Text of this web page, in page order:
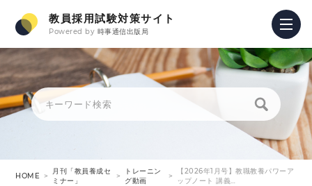
教員採用試験対策サイト
Powered by 時事通信出版局
HOME
月刊「教員養成セ
ミナー」
トレーニン
グ動画
【2026年1月号】教職教養パワーア
ップノート 講義…